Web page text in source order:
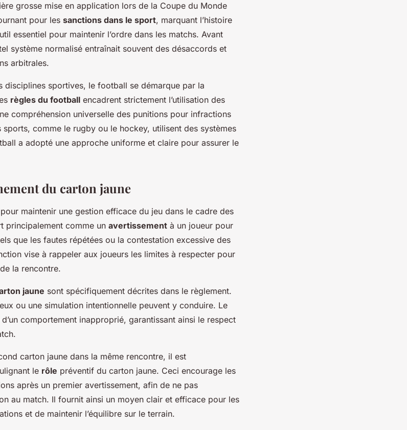
grosse mise en application lors de la Coupe du Monde
pour les sanctions dans le sport, marquant l’histoire
essentiel pour maintenir l’ordre dans les matchs. Avant
système normalisé entraînait souvent des désaccords et
arbitrales.
disciplines sportives, le football se démarque par la
règles du football encadrent strictement l’utilisation des
compréhension universelle des punitions pour infractions
sports, comme le rugby ou le hockey, utilisent des systèmes
a adopté une approche uniforme et claire pour assurer le
du carton jaune
maintenir une gestion efficace du jeu dans le cadre des
principalement comme un avertissement à un joueur pour
que les fautes répétées ou la contestation excessive des
vise à rappeler aux joueurs les limites à respecter pour
la rencontre.
jaune sont spécifiquement décrites dans le règlement.
ou une simulation intentionnelle peuvent y conduire. Le
comportement inapproprié, garantissant ainsi le respect
carton jaune dans la même rencontre, il est
le rôle préventif du carton jaune. Ceci encourage les
après un premier avertissement, afin de ne pas
au match. Il fournit ainsi un moyen clair et efficace pour les
et de maintenir l’équilibre sur le terrain.